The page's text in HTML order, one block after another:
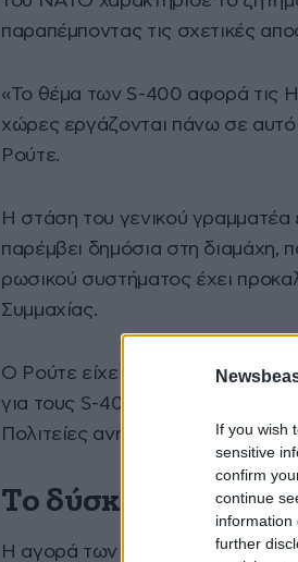
If you wish
sensitive
confirm
continue
information
further
παραπέμποντας τις σχετικές
«Το θέμα των S-400 αφορά τις
χώρες εργάζονται πάνω σε
Ρούτε.
Η στάση του γενικού γραμματέα
παρέμβει δημόσια στη διαμάχη,
ρωσικού συστήματος έχει
Συμμαχίας.
Ο Ρούτε είχε επισημάνει και
για τους S-400 και τη
Πολιτείες ανήκουν στις δύο
Το δύσκολο ζήτημα
Η αγορά των S-400 από την